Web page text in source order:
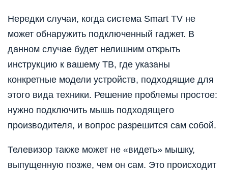
Нередки случаи, когда система Smart TV не
может обнаружить подключенный гаджет. В
данном случае будет нелишним открыть
инструкцию к вашему ТВ, где указаны
конкретные модели устройств, подходящие для
этого вида техники. Решение проблемы простое:
нужно подключить мышь подходящего
производителя, и вопрос разрешится сам собой.
Телевизор также может не «видеть» мышку,
выпущенную позже, чем он сам. Это происходит